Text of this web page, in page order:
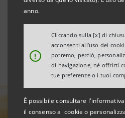
anno.
!
Cliccando sulla [x] di
acconsenti all’uso dei
potremo, perciò,
di navigazione, né offrirti
tue preferenze o i tuoi
È possibile consultare
il consenso ai cookie o
loan da €165
IGD